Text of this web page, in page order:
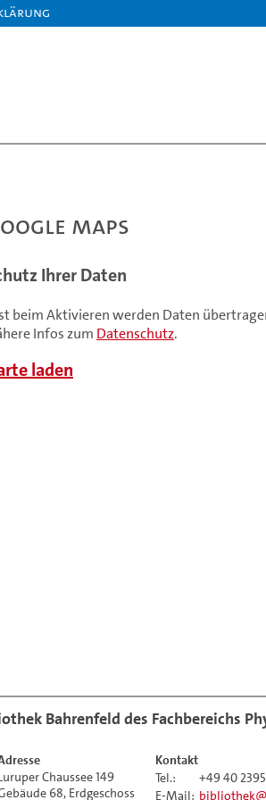
Bahrenfeld des Fachbereichs
Kontakt
Chaussee 149
68, Erdgeschoss
Tel.:
+49 40
E-Mail: bibliothek